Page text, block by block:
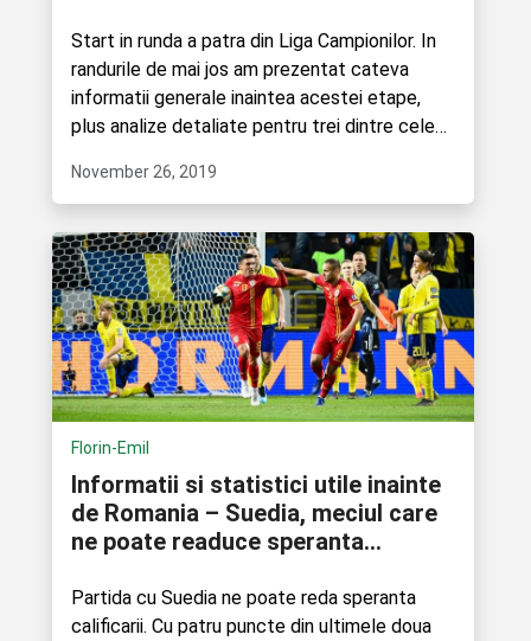
Start in runda a patra din Liga Campionilor. In
randurile de mai jos am prezentat cateva
informatii generale inaintea acestei etape,
plus analize detaliate pentru trei dintre cele
November 26, 2019
Florin-Emil
Informatii si statistici utile inainte
de Romania – Suedia, meciul care
ne poate readuce speranta
Partida cu Suedia ne poate reda speranta
calificarii. Cu patru puncte din ultimele doua